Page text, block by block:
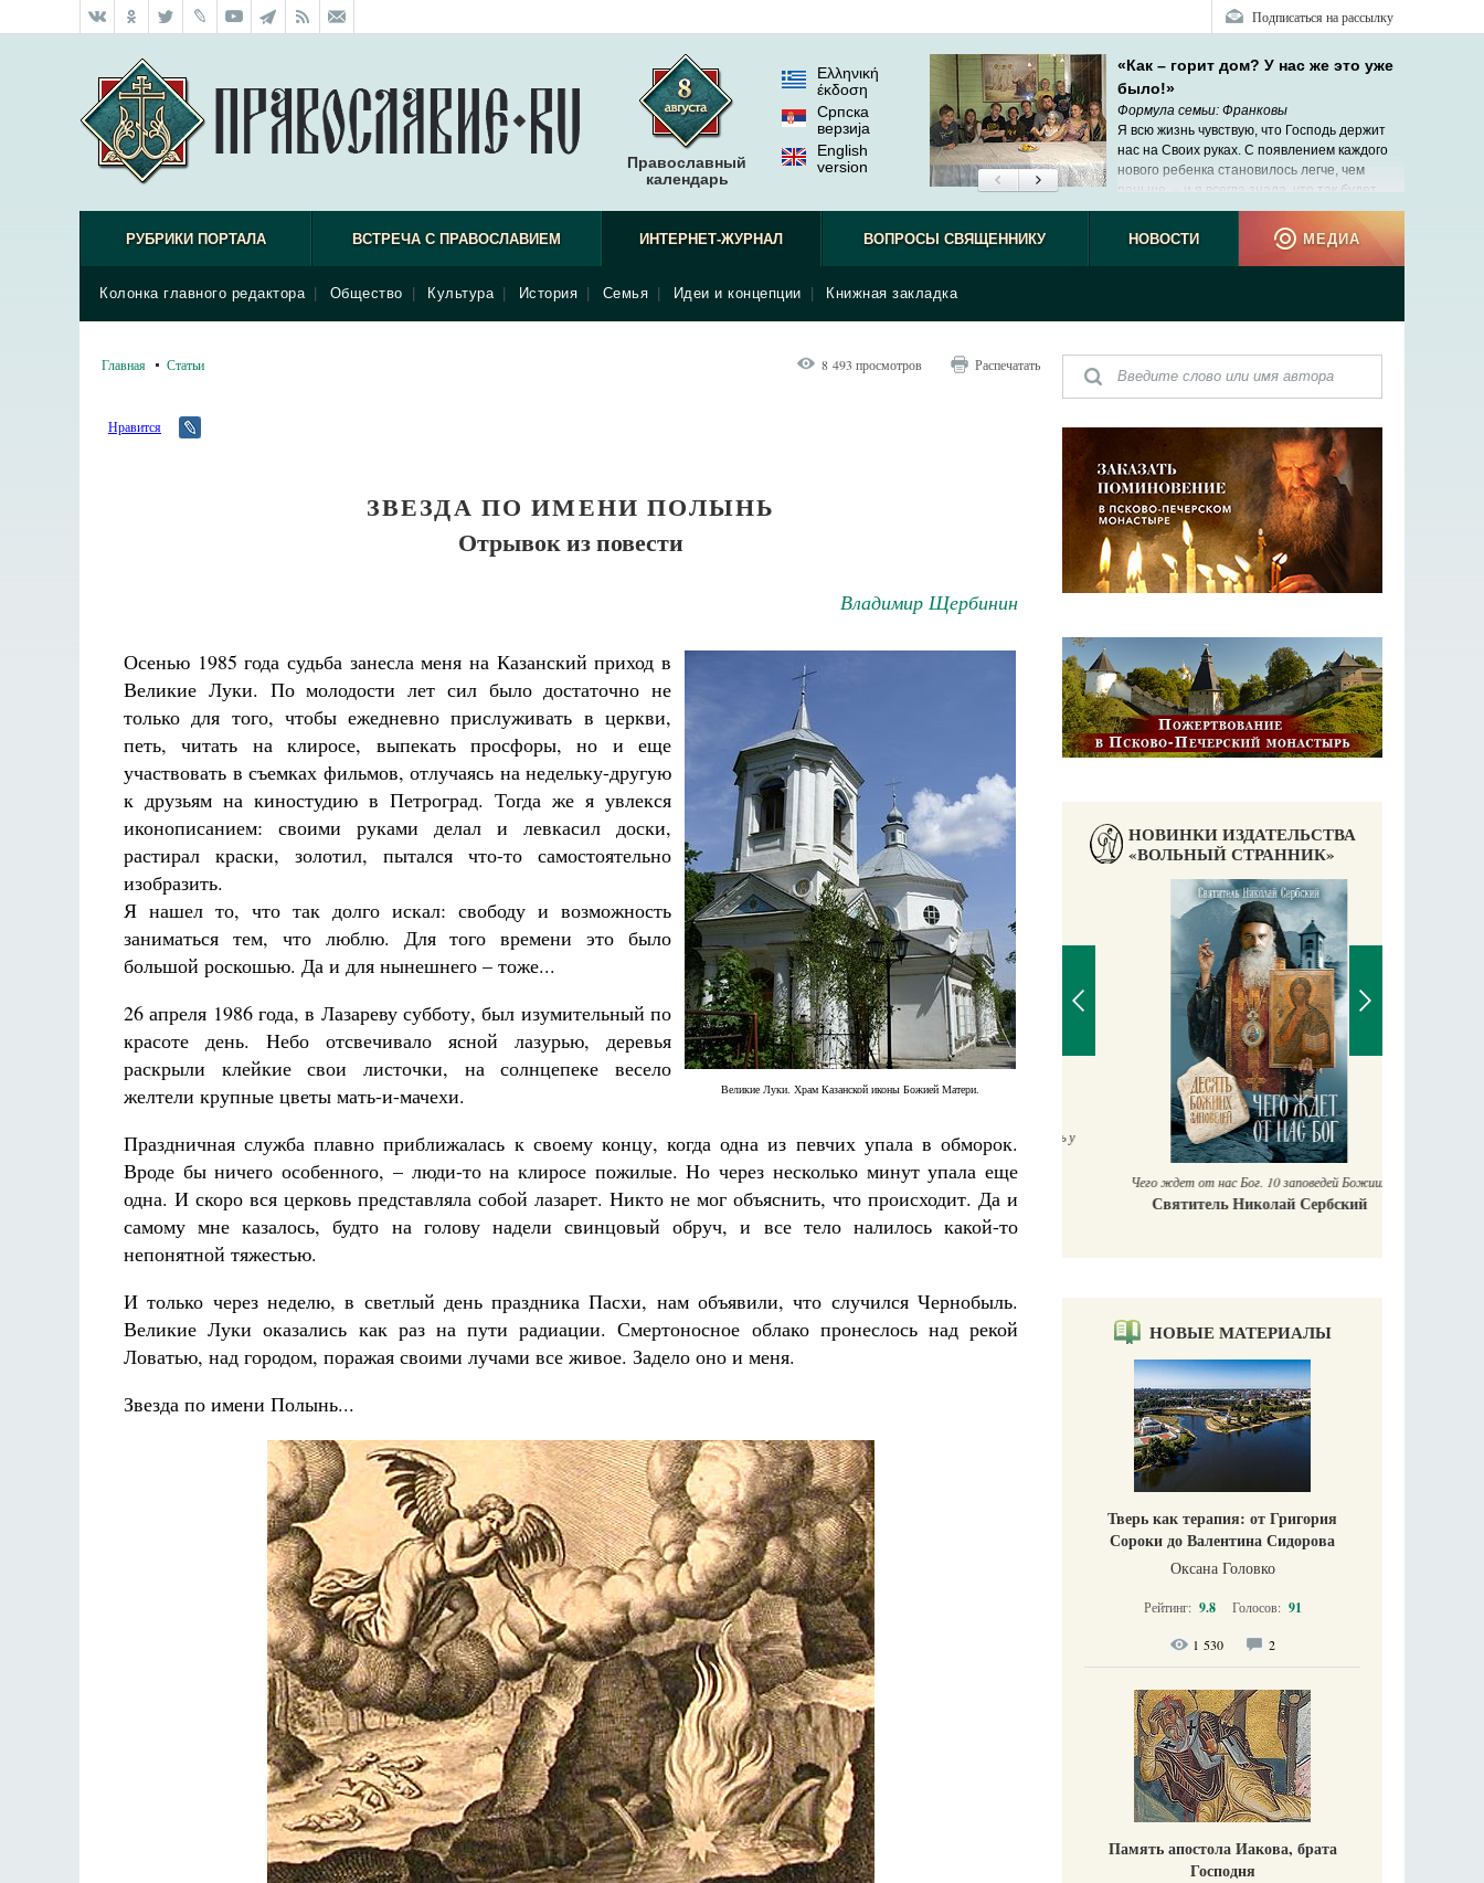
Подписаться на рассылку
Православный
календарь
Ελληνική
έκδοση
Српска
верзиjа
English
version
«Как – горит дом? У нас же это уже
было!»
Формула семьи: Франковы
Я всю жизнь чувствую, что Господь держит
нас на Своих руках. С появлением каждого
нового ребенка становилось легче, чем
раньше, – и я всегда знала, что так будет.
РУБРИКИ ПОРТАЛА ВСТРЕЧА С ПРАВОСЛАВИЕМ ИНТЕРНЕТ-ЖУРНАЛ
Колонка главного редактора Общество Культура История Семья Идеи и концепции Книжная закладка
ВОПРОСЫ СВЯЩЕННИКУ НОВОСТИ МЕДИА
Главная Статьи 8 493 просмотров Распечатать
Нравится
ЗВЕЗДА ПО ИМЕНИ ПОЛЫНЬ
Отрывок из повести
Владимир Щербинин
Великие Луки. Храм Казанской иконы Божией Матери.
Осенью 1985 года судьба занесла меня на Казанский приход в
Великие Луки. По молодости лет сил было достаточно не
только для того, чтобы ежедневно прислуживать в церкви,
петь, читать на клиросе, выпекать просфоры, но и еще
участвовать в съемках фильмов, отлучаясь на недельку-другую
к друзьям на киностудию в Петроград. Тогда же я увлекся
иконописанием: своими руками делал и левкасил доски,
растирал краски, золотил, пытался что-то самостоятельно
изобразить.
Я нашел то, что так долго искал: свободу и возможность
заниматься тем, что люблю. Для того времени это было
большой роскошью. Да и для нынешнего – тоже...
26 апреля 1986 года, в Лазареву субботу, был изумительный по
красоте день. Небо отсвечивало ясной лазурью, деревья
раскрыли клейкие свои листочки, на солнцепеке весело
желтели крупные цветы мать-и-мачехи.
Праздничная служба плавно приближалась к своему концу, когда одна из певчих упала в обморок.
Вроде бы ничего особенного, – люди-то на клиросе пожилые. Но через несколько минут упала еще
одна. И скоро вся церковь представляла собой лазарет. Никто не мог объяснить, что происходит. Да и
самому мне казалось, будто на голову надели свинцовый обруч, и все тело налилось какой-то
непонятной тяжестью.
И только через неделю, в светлый день праздника Пасхи, нам объявили, что случился Чернобыль.
Великие Луки оказались как раз на пути радиации. Смертоносное облако пронеслось над рекой
Ловатью, над городом, поражая своими лучами все живое. Задело оно и меня.
Звезда по имени Полынь...
НОВИНКИ ИЗДАТЕЛЬСТВА
«ВОЛЬНЫЙ СТРАННИК»
Фредерика де Грааф Как найти своё место в жизни
Кирилл Мурышев
Великомученик Георгий Победоносец. Научись у
святого
Роман Котов Чего ждет от нас Бог. 10 заповедей Божиих
Святитель Николай Сербский
НОВЫЕ МАТЕРИАЛЫ
Тверь как терапия: от Григория
Сороки до Валентина Сидорова
Оксана Головко
Рейтинг: 9.8 Голосов: 91
1 530 2
Память апостола Иакова, брата
Господня